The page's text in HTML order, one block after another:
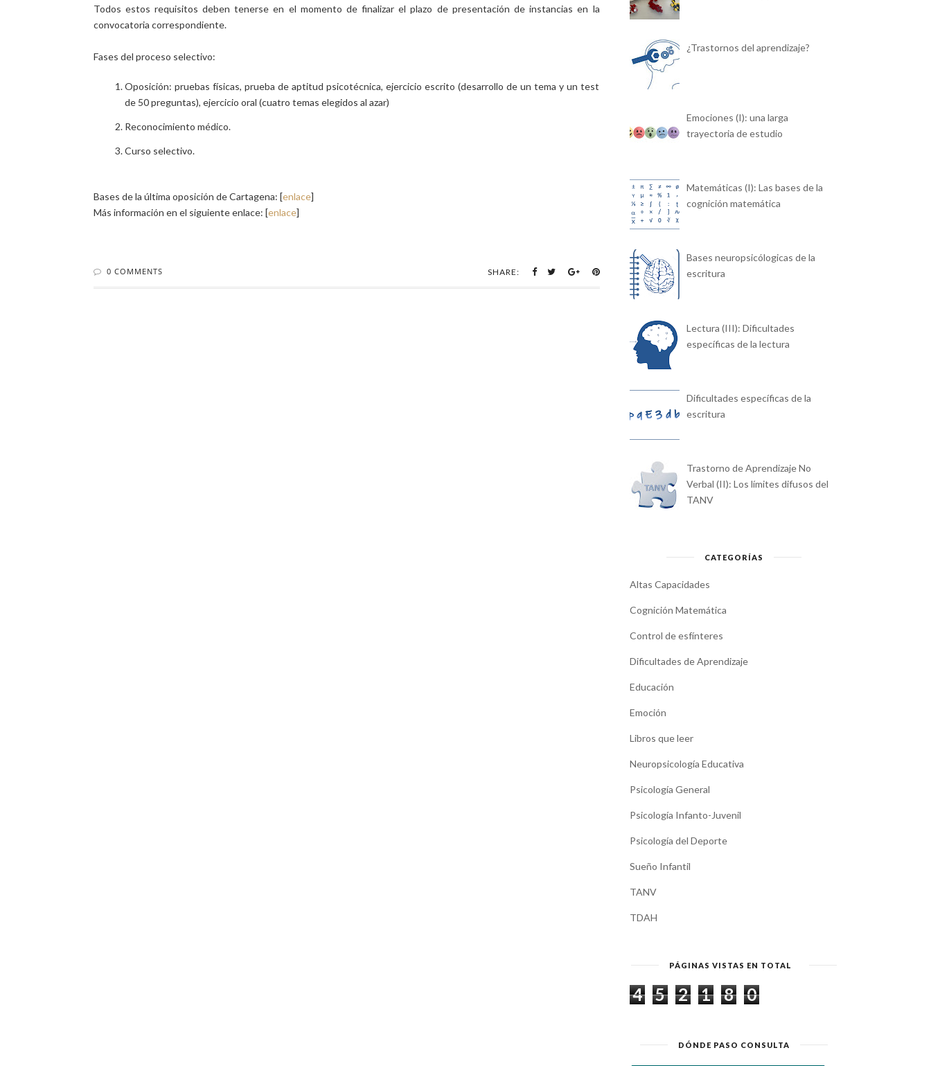
Todos estos requisitos deben tenerse en el momento de finalizar el plazo de presentación de instancias en la
convocatoria correspondiente.
Fases del proceso selectivo:
Oposición: pruebas físicas, prueba de aptitud psicotécnica, ejercicio escrito (desarrollo de un tema y un test
de 50 preguntas), ejercicio oral (cuatro temas elegidos al azar)
Reconocimiento médico.
Curso selectivo.
Bases de la última oposición de Cartagena: [enlace]
Más información en el siguiente enlace: [enlace]
0 COMMENTS SHARE:
¿Trastornos del aprendizaje?
Emociones (I): una larga
trayectoria de estudio
Matemáticas (I): Las bases de la
cognición matemática
Bases neuropsicólogicas de la
escritura
Lectura (III): Dificultades
específicas de la lectura
Dificultades específicas de la
escritura
Trastorno de Aprendizaje No
Verbal (II): Los límites difusos del
TANV
CATEGORÍAS
Altas Capacidades
Cognición Matemática
Control de esfínteres
Dificultades de Aprendizaje
Educación
Emoción
Libros que leer
Neuropsicología Educativa
Psicología General
Psicología Infanto-Juvenil
Psicología del Deporte
Sueño Infantil
TANV
TDAH
PÁGINAS VISTAS EN TOTAL
4 5 2 1 8 0
DÓNDE PASO CONSULTA